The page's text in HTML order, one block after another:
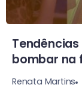
bombar na
Renata Martins